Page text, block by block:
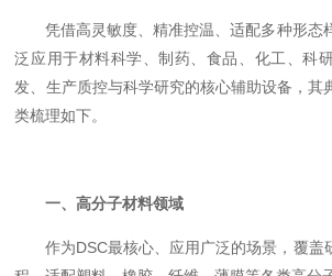
凭借高灵敏度、精准控温、适配多种形态
泛应用于材料科学、制药、食品、化工、科
发、生产质控与科学研究的核心辅助设备，其
类梳理如下。
一、高分子材料领域
作为DSC最核心、应用广泛的场景，覆盖